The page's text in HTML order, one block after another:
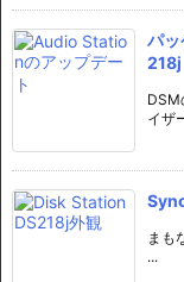
パ
218j
DSM
イザ
まも
...